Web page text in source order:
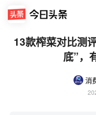
13款榨菜对比测
底”，
消